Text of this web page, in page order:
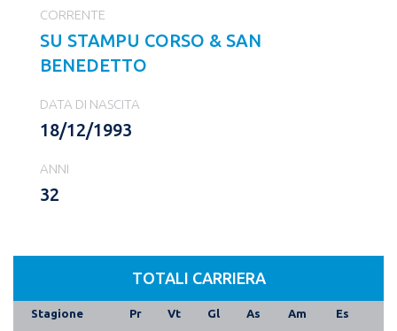
CORRENTE
SU STAMPU CORSO & SAN
BENEDETTO
DATA DI NASCITA
18/12/1993
ANNI
32
TOTALI CARRIERA
Stagione Pr Vt Gl As Am Es